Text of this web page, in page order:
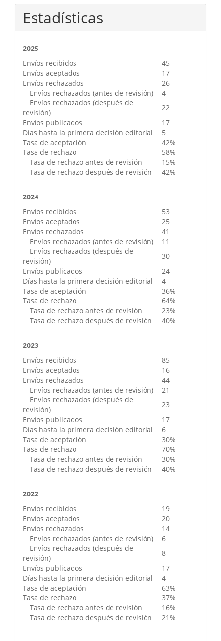
Estadísticas
2025
Envíos recibidos
45
Envíos aceptados
17
Envíos rechazados
26
Envíos rechazados (antes de revisión)
4
Envíos rechazados (después de
revisión)
22
Envíos publicados
17
Días hasta la primera decisión editorial
5
Tasa de aceptación
42%
Tasa de rechazo
58%
Tasa de rechazo antes de revisión
15%
Tasa de rechazo después de revisión
42%
2024
Envíos recibidos
53
Envíos aceptados
25
Envíos rechazados
41
Envíos rechazados (antes de revisión)
11
Envíos rechazados (después de
revisión)
30
Envíos publicados
24
Días hasta la primera decisión editorial
4
Tasa de aceptación
36%
Tasa de rechazo
64%
Tasa de rechazo antes de revisión
23%
Tasa de rechazo después de revisión
40%
2023
Envíos recibidos
85
Envíos aceptados
16
Envíos rechazados
44
Envíos rechazados (antes de revisión)
21
Envíos rechazados (después de
revisión)
23
Envíos publicados
17
Días hasta la primera decisión editorial
6
Tasa de aceptación
30%
Tasa de rechazo
70%
Tasa de rechazo antes de revisión
30%
Tasa de rechazo después de revisión
40%
2022
Envíos recibidos
19
Envíos aceptados
20
Envíos rechazados
14
Envíos rechazados (antes de revisión)
6
Envíos rechazados (después de
revisión)
8
Envíos publicados
17
Días hasta la primera decisión editorial
4
Tasa de aceptación
63%
Tasa de rechazo
37%
Tasa de rechazo antes de revisión
16%
Tasa de rechazo después de revisión
21%